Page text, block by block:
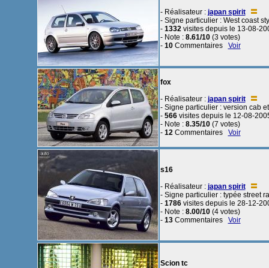
- Réalisateur : japan spirit
- Signe particulier : West coast
- 1332visites depuis le 13-08-
- Note : 8.61/10(3 votes)
- 10Commentaires Voir
fox
- Réalisateur : japan spirit
- Signe particulier : version cab
- 566visites depuis le 12-08-
- Note : 8.35/10(7 votes)
- 12Commentaires Voir
s16
- Réalisateur : japan spirit
- Signe particulier : typée street
- 1786visites depuis le 28-12-
- Note : 8.00/10(4 votes)
- 13Commentaires Voir
Scion tc